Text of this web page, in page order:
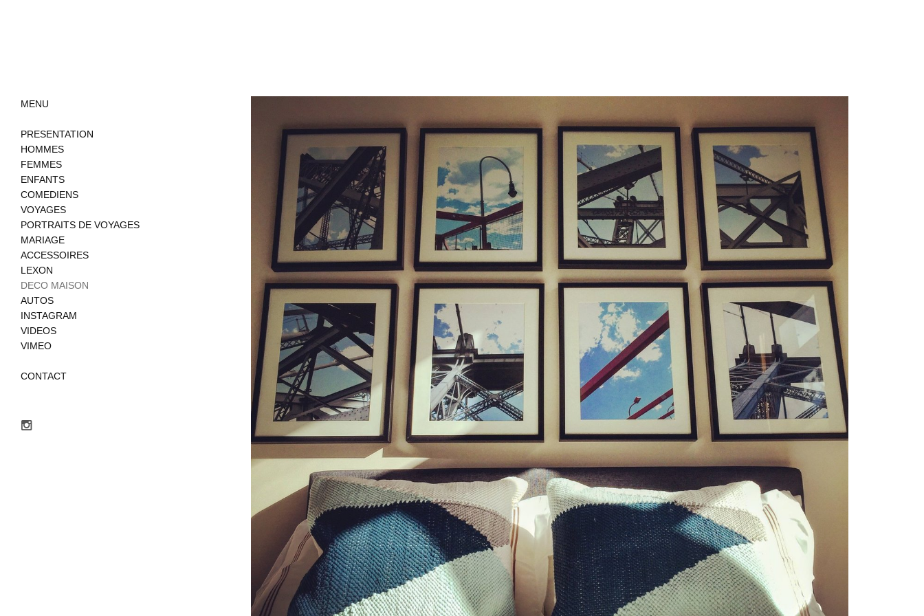
MENU
PRESENTATION
HOMMES
FEMMES
ENFANTS
COMEDIENS
VOYAGES
PORTRAITS DE VOYAGES
MARIAGE
ACCESSOIRES
LEXON
DECO MAISON
AUTOS
INSTAGRAM
VIDEOS
VIMEO
CONTACT